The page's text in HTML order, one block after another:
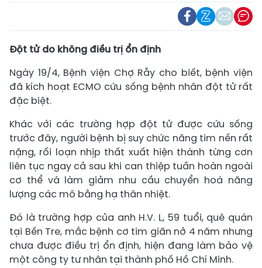
Đột tử do không điều trị ổn định
Ngày 19/4, Bệnh viện Chợ Rẫy cho biết, bệnh viện
đã kích hoạt ECMO cứu sống bệnh nhân đột tử rất
đặc biệt.
Khác với các trường hợp đột tử được cứu sống
trước đây, người bệnh bị suy chức năng tim nền rất
nặng, rối loạn nhịp thất xuất hiện thành từng cơn
liên tục ngay cả sau khi can thiệp tuần hoàn ngoài
cơ thể và làm giảm nhu cầu chuyển hoá năng
lượng các mô bằng hạ thân nhiệt.
Đó là trường hợp của anh H.V. L, 59 tuổi, quê quán
tại Bến Tre, mắc bệnh cơ tim giãn nở 4 năm nhưng
chưa được điều trị ổn định, hiện đang làm bảo vệ
một công ty tư nhân tại thành phố Hồ Chí Minh.